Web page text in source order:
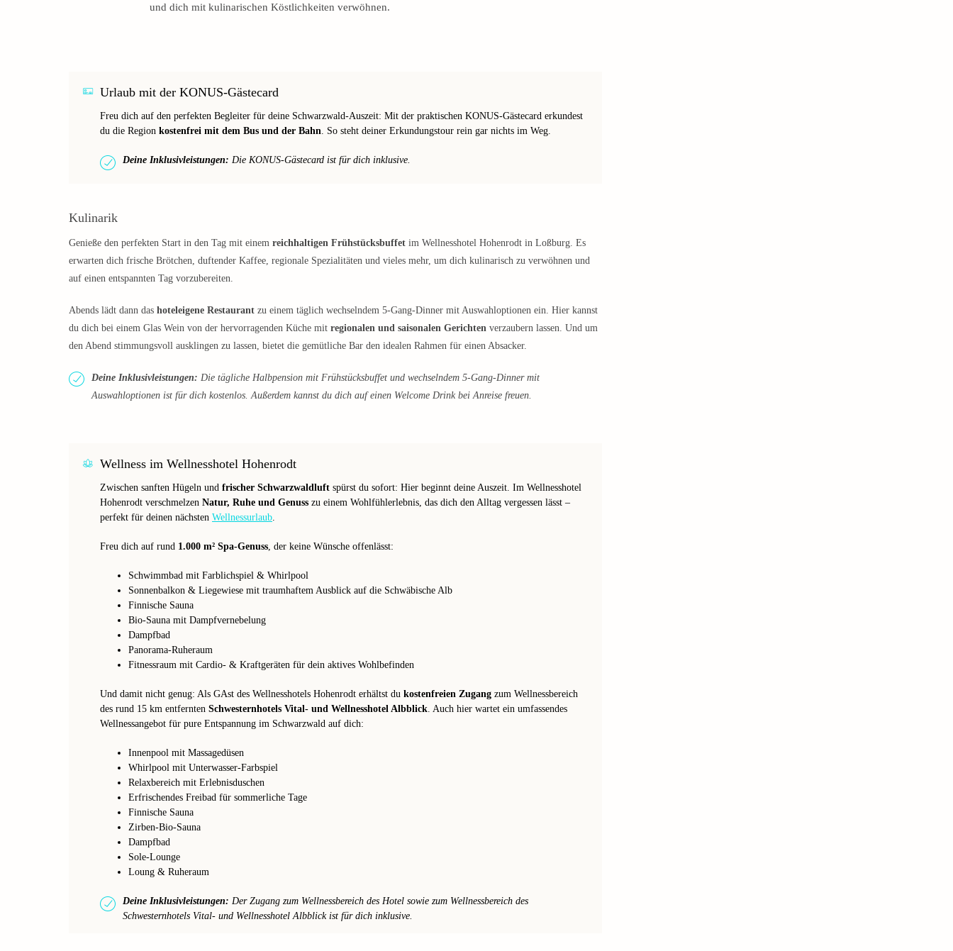
und dich mit kulinarischen Köstlichkeiten verwöhnen.
Urlaub mit der KONUS-Gästecard
Freu dich auf den perfekten Begleiter für deine Schwarzwald-Auszeit: Mit der praktischen KONUS-Gästecard erkundest
du die Region kostenfrei mit dem Bus und der Bahn . So steht deiner Erkundungstour rein gar nichts im Weg.
Deine Inklusivleistungen: Die KONUS-Gästecard ist für dich inklusive.
Kulinarik
Genieße den perfekten Start in den Tag mit einem reichhaltigen Frühstücksbuffet im Wellnesshotel Hohenrodt in Loßburg. Es
erwarten dich frische Brötchen, duftender Kaffee, regionale Spezialitäten und vieles mehr, um dich kulinarisch zu verwöhnen und
auf einen entspannten Tag vorzubereiten.
Abends lädt dann das hoteleigene Restaurant zu einem täglich wechselndem 5-Gang-Dinner mit Auswahloptionen ein. Hier kannst
du dich bei einem Glas Wein von der hervorragenden Küche mit regionalen und saisonalen Gerichten verzaubern lassen. Und um
den Abend stimmungsvoll ausklingen zu lassen, bietet die gemütliche Bar den idealen Rahmen für einen Absacker.
Deine Inklusivleistungen: Die tägliche Halbpension mit Frühstücksbuffet und wechselndem 5-Gang-Dinner mit
Auswahloptionen ist für dich kostenlos. Außerdem kannst du dich auf einen Welcome Drink bei Anreise freuen.
Wellness im Wellnesshotel Hohenrodt
Zwischen sanften Hügeln und frischer Schwarzwaldluft spürst du sofort: Hier beginnt deine Auszeit. Im Wellnesshotel
Hohenrodt verschmelzen Natur, Ruhe und Genuss zu einem Wohlfühlerlebnis, das dich den Alltag vergessen lässt –
perfekt für deinen nächsten Wellnessurlaub
Freu dich auf rund 1.000 m² Spa-Genuss , der keine Wünsche offenlässt:
Schwimmbad mit Farblichspiel & Whirlpool
Sonnenbalkon & Liegewiese mit traumhaftem Ausblick auf die Schwäbische Alb
Finnische Sauna
Bio-Sauna mit Dampfvernebelung
Dampfbad
Panorama-Ruheraum
Fitnessraum mit Cardio- & Kraftgeräten für dein aktives Wohlbefinden
Und damit nicht genug: Als GAst des Wellnesshotels Hohenrodt erhältst du kostenfreien Zugang zum Wellnessbereich
des rund 15 km entfernten Schwesternhotels Vital- und Wellnesshotel Albblick . Auch hier wartet ein umfassendes
Wellnessangebot für pure Entspannung im Schwarzwald auf dich:
Innenpool mit Massagedüsen
Whirlpool mit Unterwasser-Farbspiel
Relaxbereich mit Erlebnisduschen
Erfrischendes Freibad für sommerliche Tage
Finnische Sauna
Zirben-Bio-Sauna
Dampfbad
Sole-Lounge
Loung & Ruheraum
Deine Inklusivleistungen: Der Zugang zum Wellnessbereich des Hotel sowie zum Wellnessbereich des
Schwesternhotels Vital- und Wellnesshotel Albblick ist für dich inklusive.